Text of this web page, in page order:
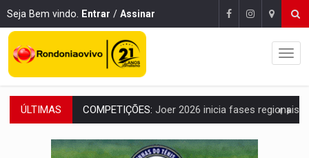
Seja Bem vindo. Entrar / Assinar
ÚLTIMAS PERIGO:Moradores denunciam escuridão e insegurança na Estrada
COLIGAÇÃO:Reabertura de ação no TSE pode resultar em cassação de prefeita